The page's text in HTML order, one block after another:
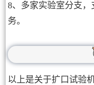
8、多家实验室分支
务。
以上是关于扩口试验